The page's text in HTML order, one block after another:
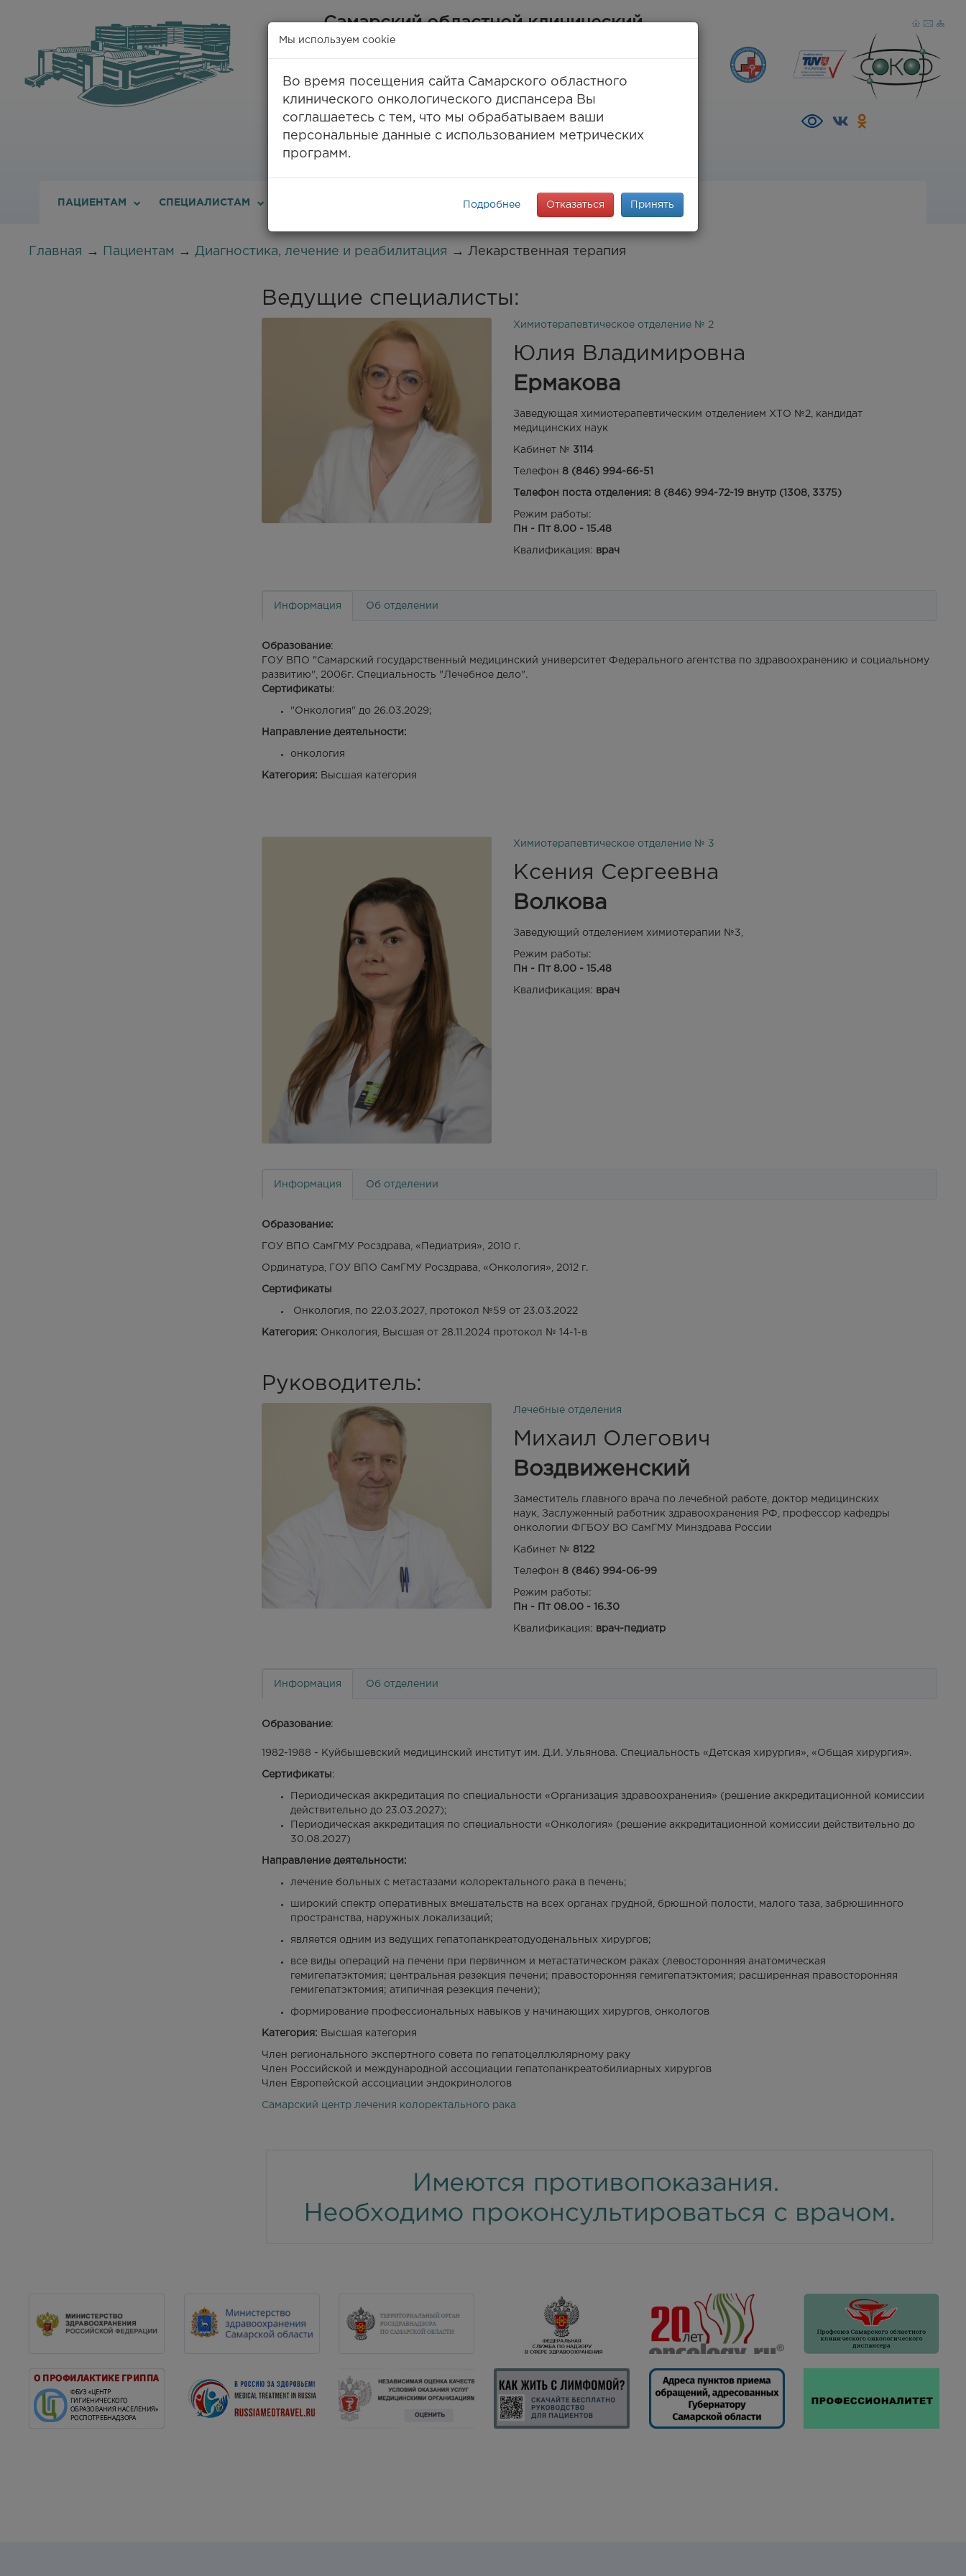
Самарский областной клинический
онкологический диспансер
(ГБУЗ СОКОД)
Самара, ул. Солнечная, 50
8 (846) 30-777-30, 994-61-96(единый call-центр),
8 (846) 994-03-99(факс)
info@samaraonko.ru
ПАЦИЕНТАМ СПЕЦИАЛИСТАМ МЕДТУРИЗМ ENG KAZ
Главная → Пациентам → Диагностика, лечение и реабилитация → Лекарственная терапия
Ведущие специалисты:
Химиотерапевтическое отделение № 2
Юлия Владимировна
Ермакова
Заведующая химиотерапевтическим отделением ХТО №2, кандидат
медицинских наук
Кабинет № 3114
Телефон 8 (846) 994-66-51
Телефон поста отделения: 8 (846) 994-72-19 внутр (1308, 3375)
Режим работы:
Пн - Пт 8.00 - 15.48
Квалификация: врач
Информация Об отделении
Образование:
ГОУ ВПО "Самарский государственный медицинский университет Федерального агентства по здравоохранению и социальному
развитию", 2006г. Специальность "Лечебное дело".
Сертификаты:
"Онкология" до 26.03.2029;
Направление деятельности:
онкология
Категория: Высшая категория
Химиотерапевтическое отделение № 3
Ксения Сергеевна
Волкова
Заведующий отделением химиотерапии №3,
Режим работы:
Пн - Пт 8.00 - 15.48
Квалификация: врач
Информация Об отделении
Образование:
ГОУ ВПО СамГМУ Росздрава, «Педиатрия», 2010 г.
Ординатура, ГОУ ВПО СамГМУ Росздрава, «Онкология», 2012 г.
Сертификаты
Онкология, по 22.03.2027, протокол №59 от 23.03.2022
Категория: Онкология, Высшая от 28.11.2024 протокол № 14-1-в
Руководитель:
Лечебные отделения
Михаил Олегович
Воздвиженский
Заместитель главного врача по лечебной работе, доктор медицинских
наук, Заслуженный работник здравоохранения РФ, профессор кафедры
онкологии ФГБОУ ВО СамГМУ Минздрава России
Кабинет № 8122
Телефон 8 (846) 994-06-99
Режим работы:
Пн - Пт 08.00 - 16.30
Квалификация: врач-педиатр
Информация Об отделении
Образование:
1982-1988 - Куйбышевский медицинский институт им. Д.И. Ульянова. Специальность «Детская хирургия», «Общая хирургия».
Сертификаты:
Периодическая аккредитация по специальности «Организация здравоохранения» (решение аккредитационной комиссии
действительно до 23.03.2027);
Периодическая аккредитация по специальности «Онкология» (решение аккредитационной комиссии действительно до
30.08.2027)
Направление деятельности:
лечение больных с метастазами колоректального рака в печень;
широкий спектр оперативных вмешательств на всех органах грудной, брюшной полости, малого таза, забрюшинного
пространства, наружных локализаций;
является одним из ведущих гепатопанкреатодуоденальных хирургов;
все виды операций на печени при первичном и метастатическом раках (левосторонняя анатомическая
гемигепатэктомия; центральная резекция печени; правосторонняя гемигепатэктомия; расширенная правосторонняя
гемигепатэктомия; атипичная резекция печени);
формирование профессиональных навыков у начинающих хирургов, онкологов
Категория: Высшая категория
Член регионального экспертного совета по гепатоцеллюлярному раку
Член Российской и международной ассоциации гепатопанкреатобилиарных хирургов
Член Европейской ассоциации эндокринологов
Самарский центр лечения колоректального рака
Мы используем cookie
Во время посещения сайта Самарского областного
клинического онкологического диспансера Вы
соглашаетесь с тем, что мы обрабатываем ваши
персональные данные с использованием метрических
программ.
Подробнее Отказаться Принять